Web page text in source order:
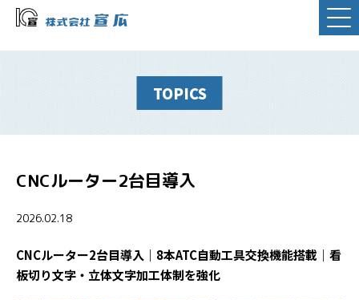
TOPICS
CNCルーター2台目導入
2026.02.18
CNCルーター2台目導入｜8本ATC自動工具交換機能搭載｜看
板切り文字・立体文字加工体制を強化